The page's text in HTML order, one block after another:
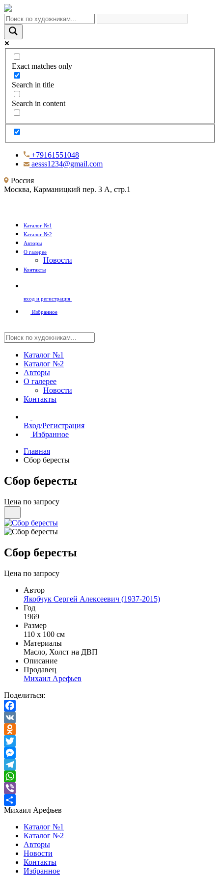
Exact matches only
Search in title
Search in content
+79161551048
aesss1234@gmail.com
Россия
Москва, Карманицкий пер. 3 А, стр.1
Каталог №1
Каталог №2
Авторы
О галерее
Новости
Контакты
вход и регистрация
Избранное
Каталог №1
Каталог №2
Авторы
О галерее
Новости
Контакты
Вход/Регистрация
Избранное
Главная
Сбор бересты
Сбор бересты
Цена по запросу
Сбор бересты
Цена по запросу
Автор
Якобчук Сергей Алексеевич (1937-2015)
Год
1969
Размер
110 х 100 см
Материалы
Масло, Холст на ДВП
Описание
Продавец
Михаил Арефьев
Поделиться:
Facebook
VK
Odnoklassniki
Twitter
Messenger
Telegram
WhatsApp
Viber
Отправить
Михаил Арефьев
Каталог №1
Каталог №2
Авторы
Новости
Контакты
Избранное